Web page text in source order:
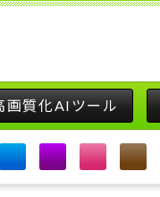
画質化AIツール